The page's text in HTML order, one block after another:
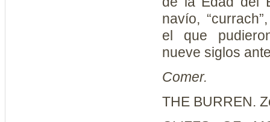
navío,
el que
nueve siglos
Comer.
THE BURREN.